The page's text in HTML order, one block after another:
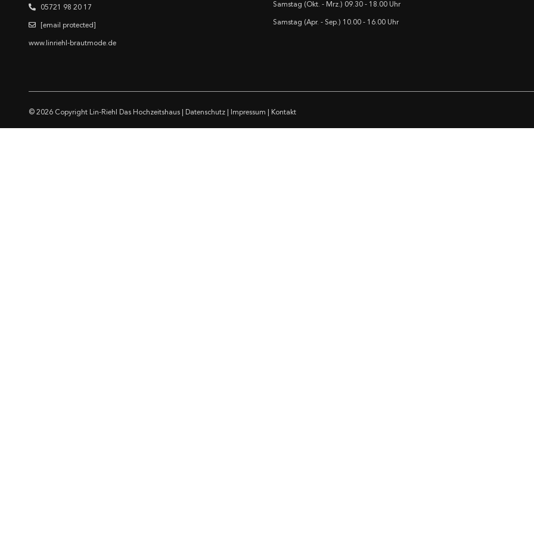
05721 98 20 17
[email protected]
www.linriehl-brautmode.de
Samstag (Okt. - Mrz.) 09.30 - 18.00 Uhr
Samstag (Apr. - Sep.) 10.00 - 16.00 Uhr
© 2026 Copyright Lin-Riehl Das Hochzeitshaus Datenschutz Impressum Kontakt